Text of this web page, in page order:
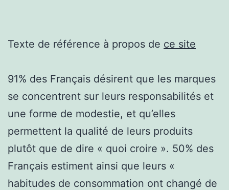
Texte de référence à propos de ce site
91% des Français désirent que les marques
se concentrent sur leurs responsabilités et
une forme de modestie, et qu’elles
permettent la qualité de leurs produits
plutôt que de dire « quoi croire ». 50% des
Français estiment ainsi que leurs «
habitudes de consommation ont changé de